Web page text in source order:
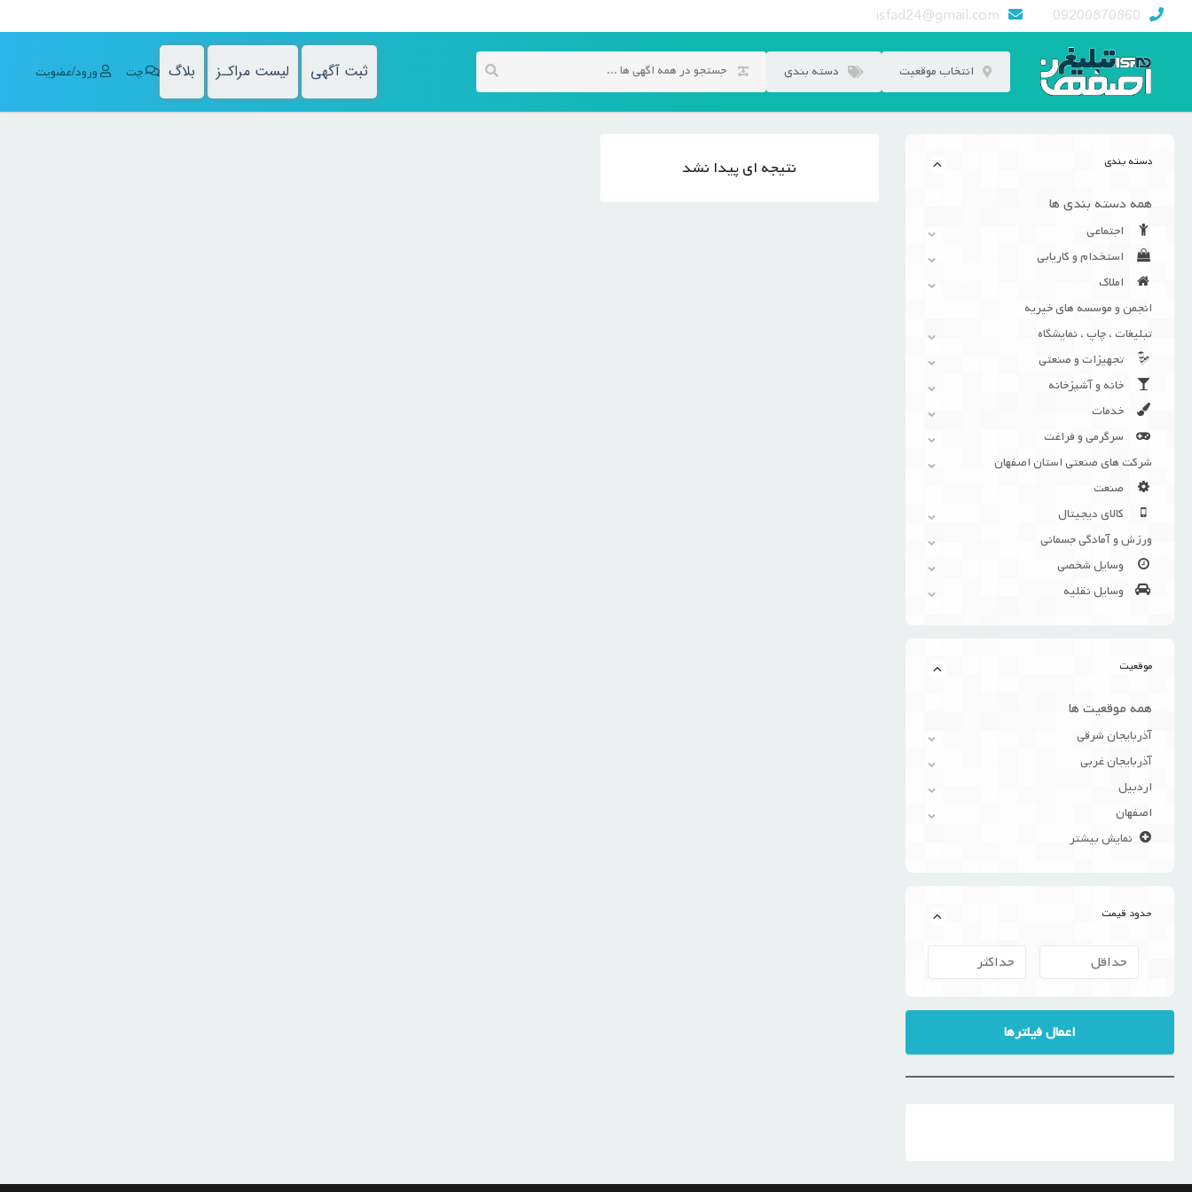
به
09200870860
isfad24@gmail.com
انتخاب موقعیت دسته بندی ثبت آگهی لیست مراکـز بلاگ چت ورود/عضویت
دسته بندی
همه دسته بندی ها
اجتماعی
استخدام و کاریابی
املاک
انجمن و موسسه های خیریه
تبلیغات ، چاپ ، نمایشگاه
تجهیزات و صنعتی
خانه و آشپزخانه
خدمات
سرگرمی و فراغت
شرکت های صنعتی استان اصفهان
صنعت
کالای دیجیتال
ورزش و آمادگی جسمانی
وسایل شخصی
وسایل نقلیه
موقعیت
همه موقعیت ها
آذربایجان شرقی
آذربایجان غربی
اردبیل
اصفهان
نمایش بیشتر
حدود قیمت
اعمال فیلترها
نتیجه ای پیدا نشد